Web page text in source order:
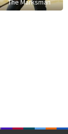
The Marksman